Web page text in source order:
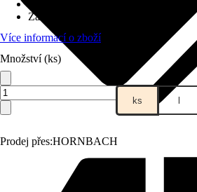
Prodej přes:HORNBACH
Základní barva
Více informací o zboží
Množství (ks)
ks l